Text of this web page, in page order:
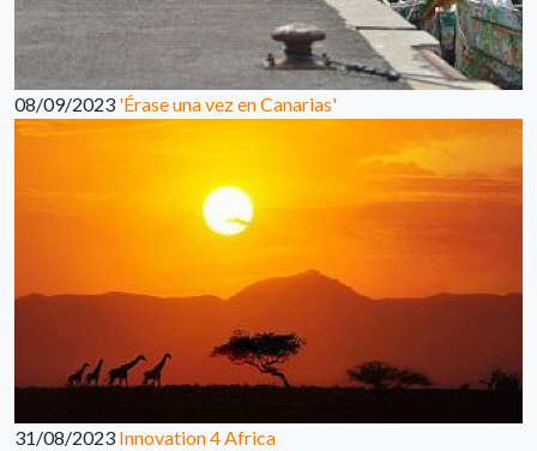
08/09/2023 'Érase una vez en Canarias'
31/08/2023 Innovation 4 Africa